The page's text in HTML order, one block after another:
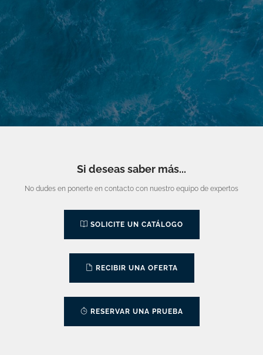
Si deseas saber más...
No dudes en ponerte en contacto con nuestro equipo de expertos
SOLICITE UN CATÁLOGO
RECIBIR UNA OFERTA
RESERVAR UNA PRUEBA